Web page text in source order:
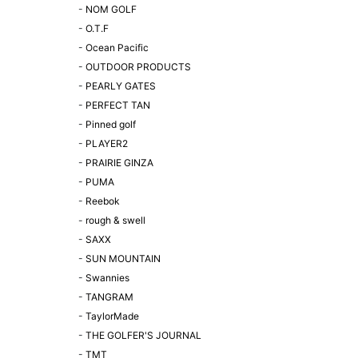
- NOM GOLF
- O.T.F
- Ocean Pacific
- OUTDOOR PRODUCTS
- PEARLY GATES
- PERFECT TAN
- Pinned golf
- PLAYER2
- PRAIRIE GINZA
- PUMA
- Reebok
- rough & swell
- SAXX
- SUN MOUNTAIN
- Swannies
- TANGRAM
- TaylorMade
- THE GOLFER'S JOURNAL
- TMT